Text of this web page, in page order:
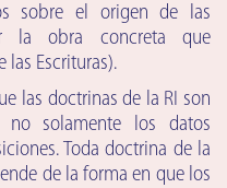
sobre el origen de las
la obra concreta que
las Escrituras).
las doctrinas de la RI son
no solamente los datos
Toda doctrina de la
de la forma en que los